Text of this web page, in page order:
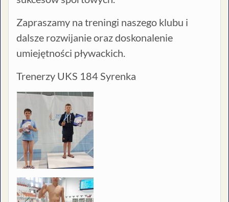
Zapraszamy na treningi naszego klubu i
dalsze rozwijanie oraz doskonalenie
umiejętności pływackich.
Trenerzy UKS 184 Syrenka